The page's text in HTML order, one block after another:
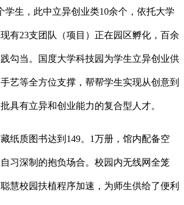
生，此中立异创业类10余个，依托大学
有23支团队（项目）正在园区孵化，百余
勾当。国度大学科技园为学生立异创业供
艺等全方位支撑，帮帮学生实现从创意到
具有立异和创业能力的复合型人才。
质图书达到149。1万册，馆内配备空
习深制的抱负场合。校园内无线网全笼
慧校园扶植程序加速，为师生供给了便利